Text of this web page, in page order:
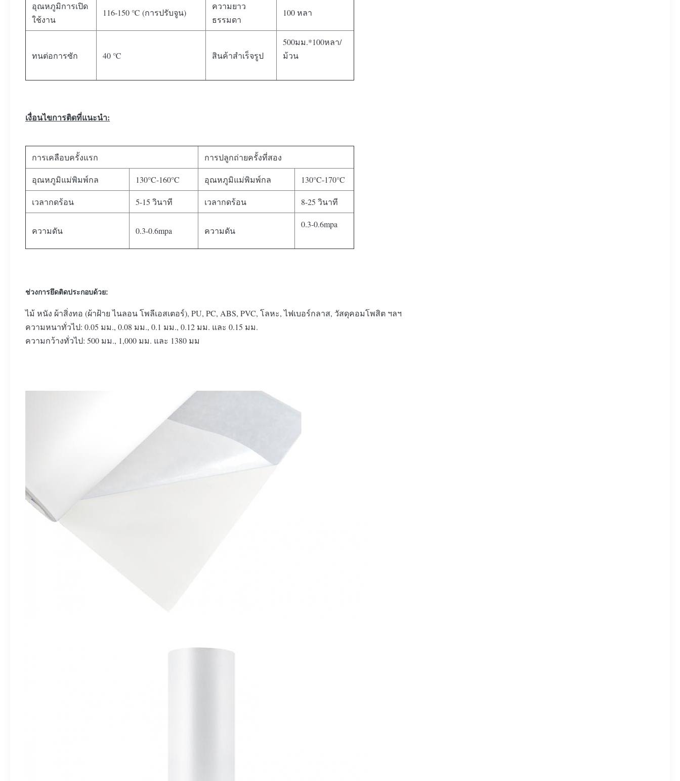
อุณหภูมิการเปิด
ใช้งาน
116-150 ℃ (การปรับจูน)
ความยาว
ธรรมดา
100 หลา
ทนต่อการซัก 40 ℃ สินค้าสำเร็จรูป
500มม.*100หลา/
ม้วน
เงื่อนไขการติดที่แนะนำ:
การเคลือบครั้งแรก การปลูกถ่ายครั้งที่สอง
อุณหภูมิแม่พิมพ์กล 130°C-160°C อุณหภูมิแม่พิมพ์กล 130°C-170°C
เวลากดร้อน 5-15 วินาที เวลากดร้อน 8-25 วินาที
ความดัน 0.3-0.6mpa ความดัน
0.3-0.6mpa
ช่วงการยึดติดประกอบด้วย:
ไม้ หนัง ผ้าสิ่งทอ (ผ้าฝ้าย ไนลอน โพลีเอสเตอร์), PU, ​​PC, ABS, PVC, โลหะ, ไฟเบอร์กลาส, วัสดุคอมโพสิต ฯลฯ
ความหนาทั่วไป: 0.05 มม., 0.08 มม., 0.1 มม., 0.12 มม. และ 0.15 มม.
ความกว้างทั่วไป: 500 มม., 1,000 มม. และ 1380 มม